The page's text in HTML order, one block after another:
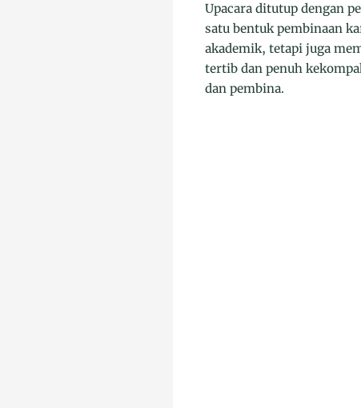
Upacara ditutup dengan
satu bentuk pembinaan
akademik, tetapi juga
tertib dan penuh
dan pembina.